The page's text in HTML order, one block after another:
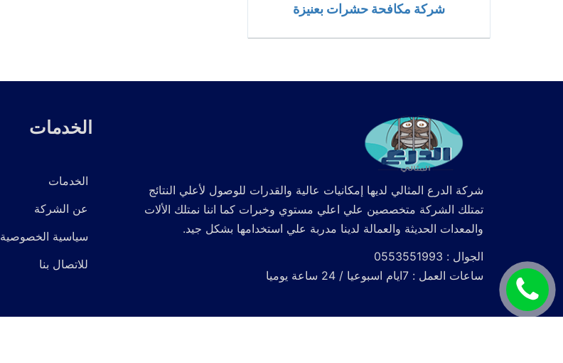
شركة مكافحة حشرات بعنيزة
شركة الدرع المثالي لديها إمكانيات عالية والقدرات للوصول لأعلي النتائج
تمتلك الشركة متخصصين علي اعلي مستوي وخبرات كما اننا نمتلك الألات
والمعدات الحديثة والعمالة لدينا مدربة علي استخدامها بشكل جيد.
الجوال : 0553551993
ساعات العمل : 7ايام اسبوعيا / 24 ساعة يوميا
الخدمات
الخدمات
عن الشركة
سياسية الخصوصية
للاتصال بنا
اتصل